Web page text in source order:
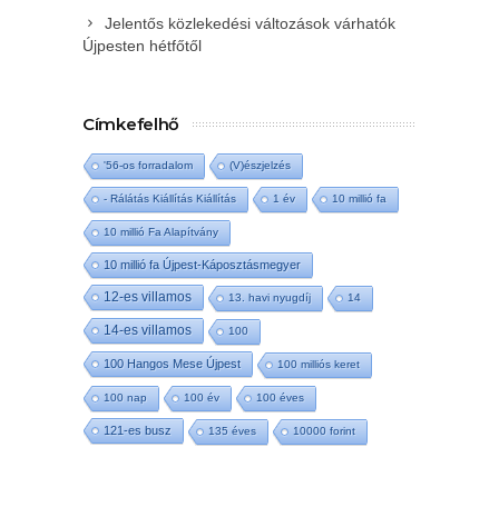
Jelentős közlekedési változások várhatók
Újpesten hétfőtől
Címkefelhő
'56-os forradalom (V)észjelzés
- Rálátás Kiállítás Kiállítás 1 év 10 millió fa
10 millió Fa Alapítvány
10 millió fa Újpest-Káposztásmegyer
12-es villamos 13. havi nyugdíj 14
14-es villamos 100
100 Hangos Mese Újpest 100 milliós keret
100 nap 100 év 100 éves
121-es busz 135 éves 10000 forint